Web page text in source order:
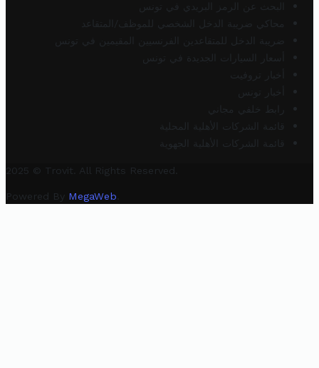
البحث عن الرمز البريدي في تونس
محاكي ضريبة الدخل الشخصي للموظف/المتقاعد
ضريبة الدخل للمتقاعدين الفرنسيين المقيمين في تونس
أسعار السيارات الجديدة في تونس
أخبار تروفيت
أخبار تونس
رابط خلفي مجاني
قائمة الشركات الأهلية المحلية
قائمة الشركات الأهلية الجهوية
2025 © Trovit. All Rights Reserved.
Powered By MegaWeb